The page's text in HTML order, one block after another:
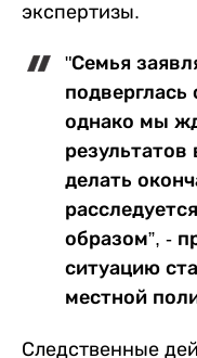
экспертизы.
"Семья
однако мы
делать
образом”, -
ситуацию
местной
Следственные